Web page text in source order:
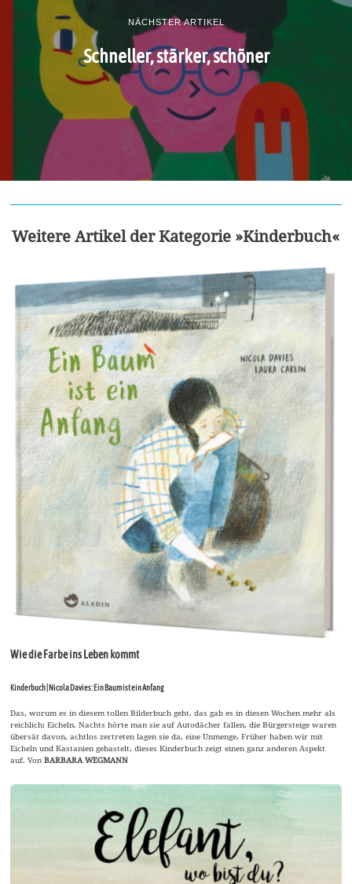
NÄCHSTER ARTIKEL
Schneller, stärker, schöner
Weitere Artikel der Kategorie »Kinderbuch«
Wie die Farbe ins Leben kommt
Kinderbuch | Nicola Davies: Ein Baum ist ein Anfang
Das, worum es in diesem tollen Bilderbuch geht, das gab es in diesen Wochen mehr als
reichlich: Eicheln. Nachts hörte man sie auf Autodächer fallen, die Bürgersteige waren
übersät davon, achtlos zertreten lagen sie da, eine Unmenge. Früher haben wir mit
Eicheln und Kastanien gebastelt, dieses Kinderbuch zeigt einen ganz anderen Aspekt
auf. VonBARBARA WEGMANN